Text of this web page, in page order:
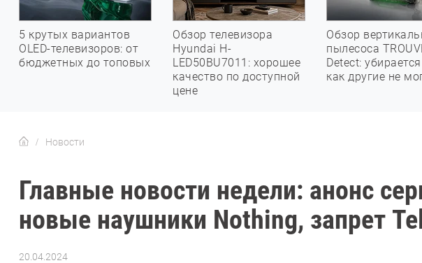
5 крутых вариантов
OLED-телевизоров: от
бюджетных до топовых
Обзор телевизора
Hyundai H-
LED50BU7011: хорошее
качество по доступной
цене
Обзор
пылесоса
Detect:
как другие не
Новости
Главные новости недели: анонс
новые наушники Nothing, запрет
20.04.2024